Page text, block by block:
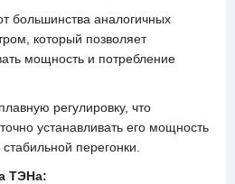
большинства аналогичных
который позволяет
мощность и потребление
регулировку, что
устанавливать его мощность
перегонки.
ТЭНа: